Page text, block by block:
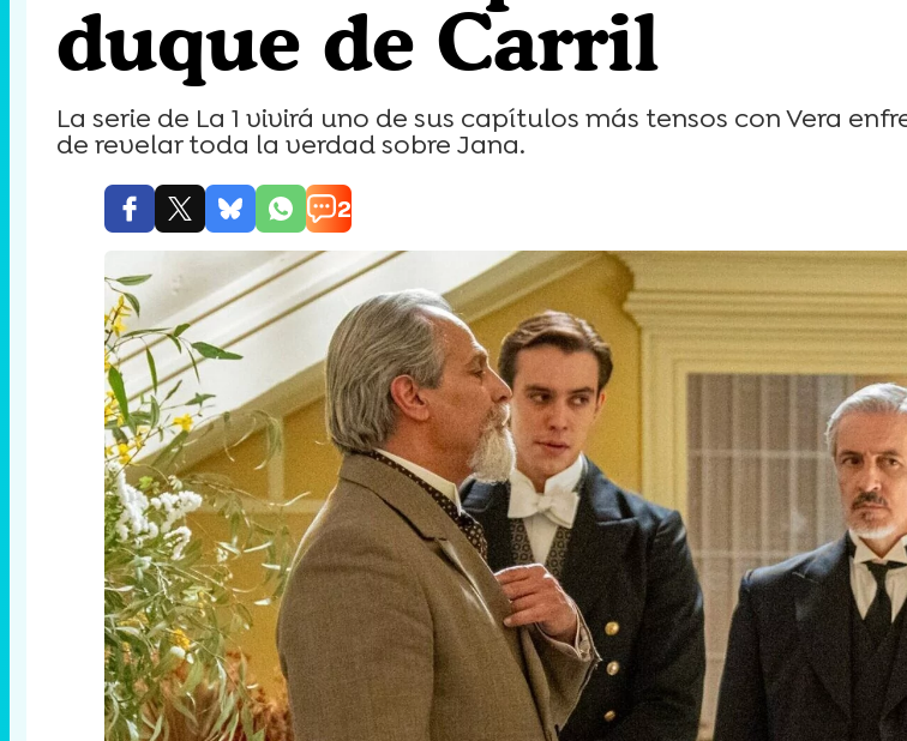
duque de Carril
La serie de La 1 vivirá uno de sus capítulos más tensos con Vera
de revelar toda la verdad sobre Jana.
2